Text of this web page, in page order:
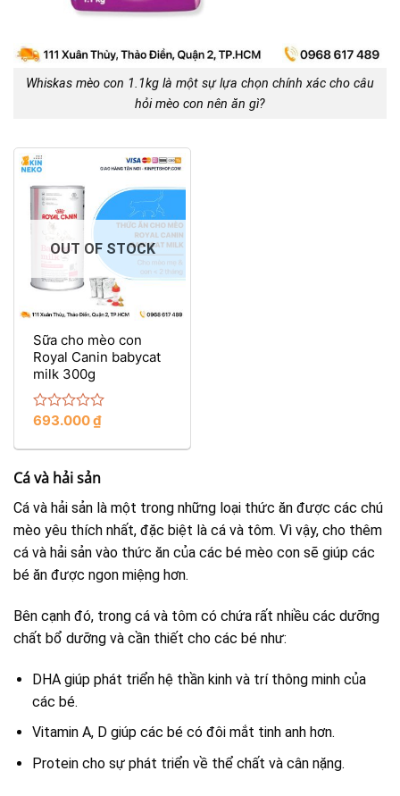
Whiskas mèo con 1.1kg là một sự lựa chọn chính xác cho câu
hỏi mèo con nên ăn gì?
OUT OF STOCK
Sữa cho mèo con
Royal Canin babycat
milk 300g
Rated
out
5
693.000₫
Cá và hải sản
Cá và hải sản là một trong những loại thức ăn được các chú
mèo yêu thích nhất, đặc biệt là cá và tôm. Vì vậy, cho thêm
cá và hải sản vào thức ăn của các bé mèo con sẽ giúp các
bé ăn được ngon miệng hơn.
Bên cạnh đó, trong cá và tôm có chứa rất nhiều các dưỡng
chất bổ dưỡng và cần thiết cho các bé như:
DHA giúp phát triển hệ thần kinh và trí thông minh của
các bé.
Vitamin A, D giúp các bé có đôi mắt tinh anh hơn.
Protein cho sự phát triển về thể chất và cân nặng.